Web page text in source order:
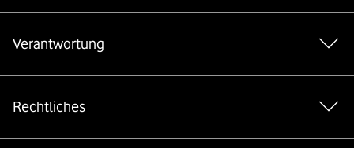
Verantwortung
Rechtliches